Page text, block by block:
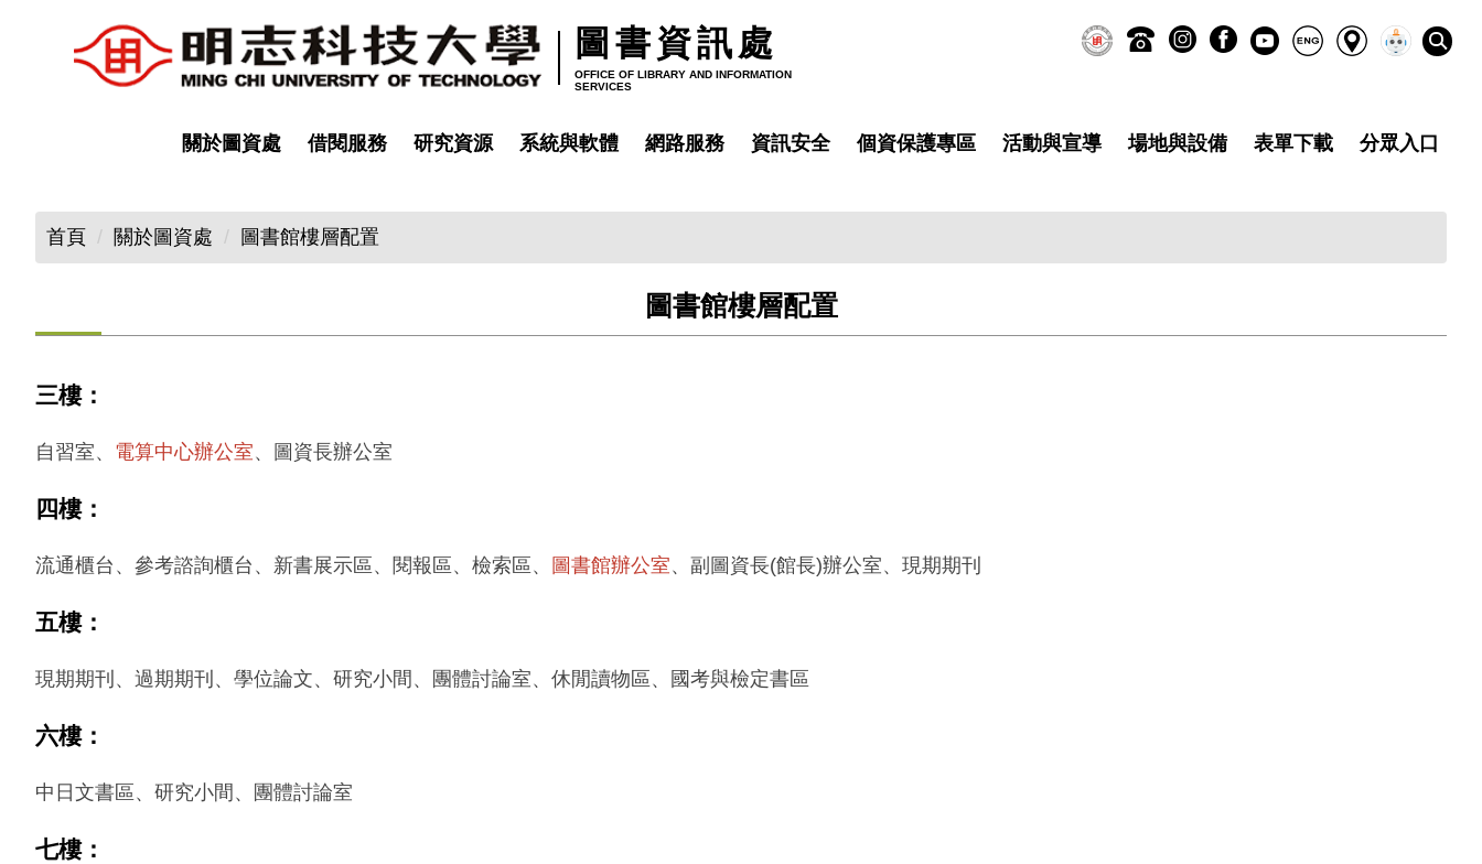
圖書資訊處
OFFICE OF LIBRARY AND INFORMATION
SERVICES
關於圖資處 借閱服務 研究資源 系統與軟體 網路服務 資訊安全 個資保護專區 活動與宣導 場地與設備 表單下載 分眾入口
首頁 關於圖資處 圖書館樓層配置
圖書館樓層配置
三樓：
自習室、 電算中心辦公室、圖資長辦公室
四樓：
流通櫃台、參考諮詢櫃台、新書展示區、閱報區、檢索區、 圖書館辦公室、副圖資長(館長)辦公室、現期期刊
五樓：
現期期刊、過期期刊、學位論文、研究小間、團體討論室、休閒讀物區、國考與檢定書區
六樓：
中日文書區、研究小間、團體討論室
七樓：